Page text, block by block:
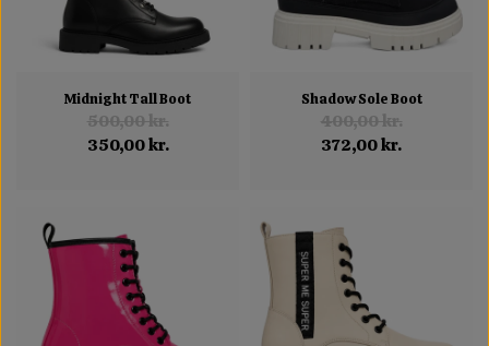
Midnight Tall Boot
500,00 kr.
350,00 kr.
Shadow Sole Boot
400,00 kr.
372,00 kr.